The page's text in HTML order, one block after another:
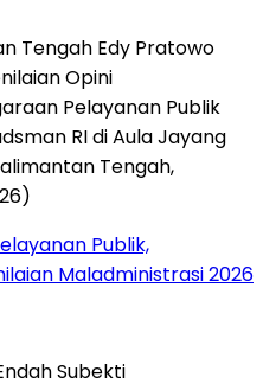
Publik,
Maladministrasi 2026